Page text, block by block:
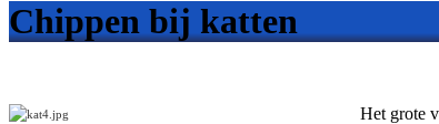
Chippen bij katten
Het grote